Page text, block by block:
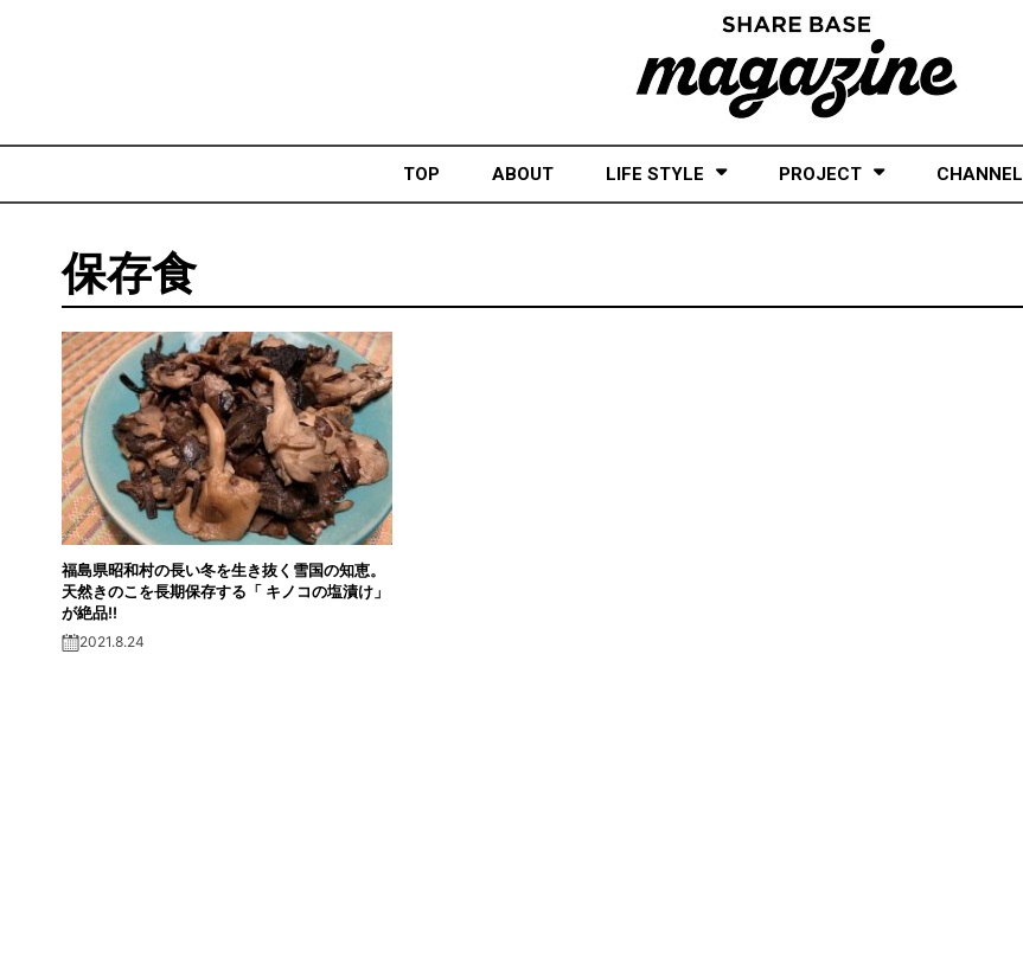
TOP ABOUT LIFE STYLE PROJECT CHANNEL
保存食
福島県昭和村の長い冬を生き抜く雪国の知恵。
天然きのこを長期保存する「 キノコの塩漬け」
が絶品!!
2021.8.24